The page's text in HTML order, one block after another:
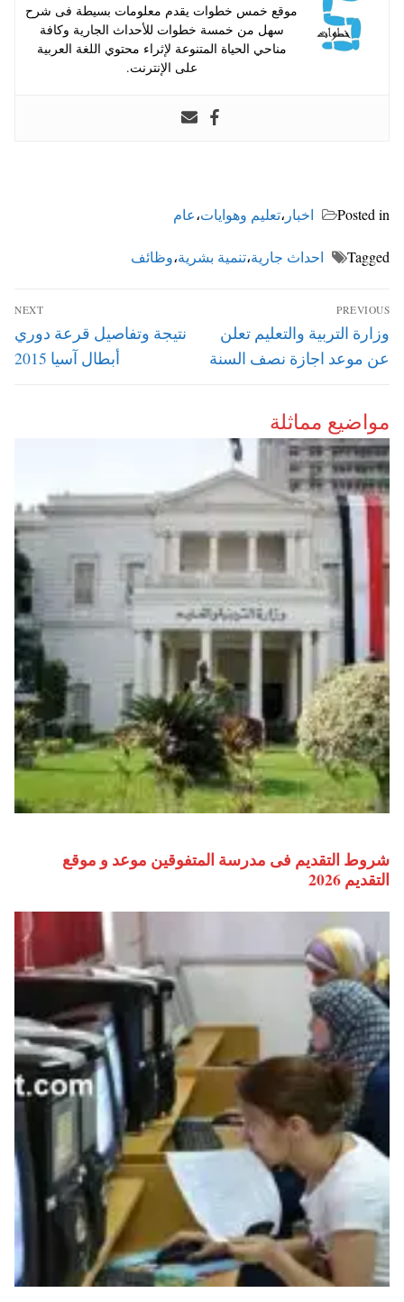
موقع خمس خطوات يقدم معلومات بسيطة فى شرح
سهل من خمسة خطوات للأحداث الجارية وكافة
مناحي الحياة المتنوعة لإثراء محتوي اللغة العربية
على الإنترنت.
Posted in اخبار ،تعليم وهوايات،عام
Tagged احداث جارية،تنمية بشرية،وظائف
تصفّح
المقالات
PREVIOUS
Previous
post:
وزارة التربية والتعليم تعلن
عن موعد اجازة نصف السنة
NEXT
Next
نتيجة وتفاصيل قرعة دوري
أبطال آسيا 2015
مواضيع مماثلة
شروط التقديم فى مدرسة المتفوقين موعد و موقع
التقديم 2026